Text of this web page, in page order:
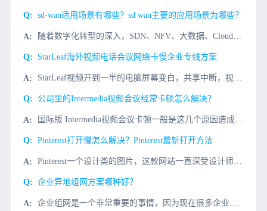
sd-wan适用场景有哪些？sd wan主要的应用场景为哪些？
随着数字化转型的深入，SDN、NFV、大数据、Cloud、AI 等新技术的不断发展，以及移动办公、移动 APP的持续进步，企业内部分支与总部之间、企业内部分支之间、企业与企业数据中心云平台之间的交互日
StarLeaf海外视频电话会议网络卡慢企业专线方案
StarLeaf视频开到一半的电脑屏幕变白，共享中断，视频掉线，模糊，主要是网络问题，StarLeaf视频会议对端服务器在国外欧美等国家，服务器数据传输缓慢，有丢包的原因。解决StarLeaf视频电话
公司里的Intermedia视频会议经常卡顿怎么解决？
国际版 Intermedia视频会议卡顿一般是这几个原因造成。1、企业办公计算机性能不足，造成打开缓慢；解决办法：重点升级计算机cpu和内存。2、网络问题：由国外客户发起Intermedia视频电话会
Pinterest打开慢怎么解决？Pinterest最新打开方法
Pinterest一个设计类的图片，这款网站一直深受设计师们的喜爱，到了今天还有很多朋友都说打开Pinterest网站显示无法访问，那么Pinterest网站应该怎么进呢?小编今天介绍几种Pinter
企业异地组网方案哪种好？
企业组网是一个非常重要的事情，因为现在很多企业都已经实现了跨地域的经营，分公司和分公司之间的网络，如果不能做到互联互通的话，那么就会给企业带来比较大的麻烦。因为如果企业使用局域网的话，那么数据安全是有